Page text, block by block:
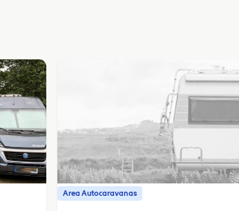
Area Autocaravanas